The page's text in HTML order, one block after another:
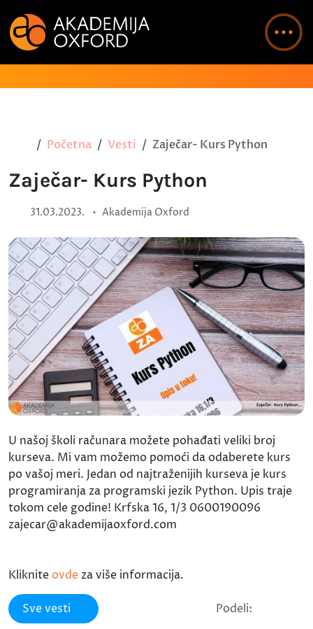
Početna Vesti Zaječar- Kurs Python
Zaječar- Kurs Python
31.03.2023. • Akademija Oxford
U našoj školi računara možete pohađati veliki broj
kurseva. Mi vam možemo pomoći da odaberete kurs
po vašoj meri. Jedan od najtraženijih kurseva je kurs
programiranja za programski jezik Python. Upis traje
tokom cele godine! Krfska 16, 1/3 0600190096
zajecar@akademijaoxford.com
Kliknite ovde za više informacija.
Sve vesti Podeli: